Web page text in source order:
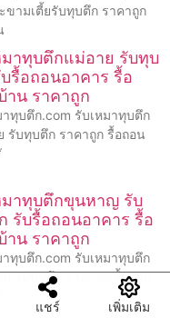
ขามเตี้ยรับทุบตึก ราคาถูก
มาทุบตึกแม่อาย รับทุบ
รื้อถอนอาคาร รื้อ
าน ราคาถูก
าทุบตึก.com รับเหมาทุบตึก
รับทุบตึก ราคาถูก รื้อถอน
มาทุบตึกขุนหาญ รับ
รับรื้อถอนอาคาร รื้อ
าน ราคาถูก
าทุบตึก.com รับเหมาทุบตึก
รับทุบตึก ราคาถูก รื้อถอน
แชร์ เพิ่มเติม